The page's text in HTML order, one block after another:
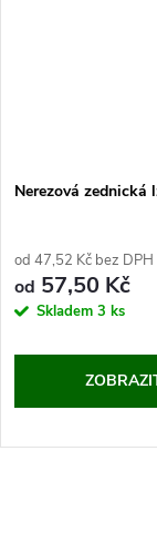
Nerezová zednická
od 47,52 Kč bez DPH
od 57,50 Kč
Skladem 3 ks